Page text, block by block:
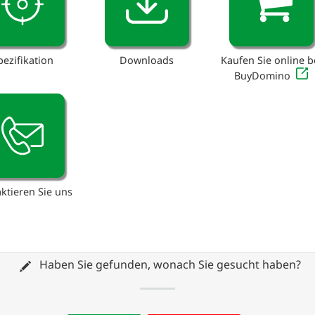
Downloads
Kaufen Sie online
BuyDomino
Sie uns
Haben Sie gefunden, wonach Sie gesucht haben?